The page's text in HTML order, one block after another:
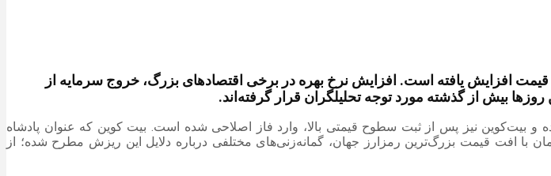
افزایش یافته است. افزایش نرخ بهره در برخی اقتصادهای بزرگ، خروج سرمایه از
بیش از گذشته مورد توجه تحلیلگران قرار گرفته‌اند.
و بیت‌کوین نیز پس از ثبت سطوح قیمتی بالا، وارد فاز اصلاحی شده است. بیت کوین که عنوان پادشاه
برتر دنیا از دست داده است. همزمان با افت قیمت بزرگ‌ترین رمزارز جهان، گمانه‌زنی‌های مختلفی درباره دلایل این ریزش مطرح شده؛ از